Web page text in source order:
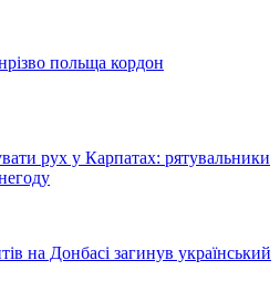
різво польща кордон
рух у Карпатах: рятувальники
на Донбасі загинув український